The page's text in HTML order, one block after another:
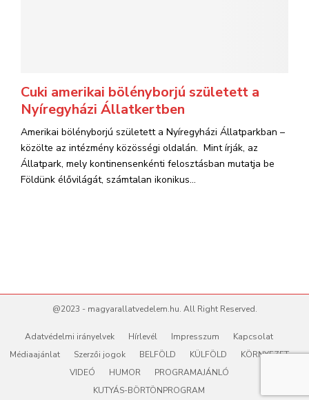
Cuki amerikai bölényborjú született a
Nyíregyházi Állatkertben
Amerikai bölényborjú született a Nyíregyházi Állatparkban –
közölte az intézmény közösségi oldalán. Mint írják, az
Állatpark, mely kontinensenkénti felosztásban mutatja be
Földünk élővilágát, számtalan ikonikus...
@2023 - magyarallatvedelem.hu. All Right Reserved.
Adatvédelmi irányelvek Hírlevél Impresszum
Kapcsolat
Médiaajánlat
Szerzői jogok BELFÖLD KÜLFÖLD
KÖRNYEZET
VIDEÓ
HUMOR
PROGRAMAJÁNLÓ
KUTYÁS-BÖRTÖNPROGRAM